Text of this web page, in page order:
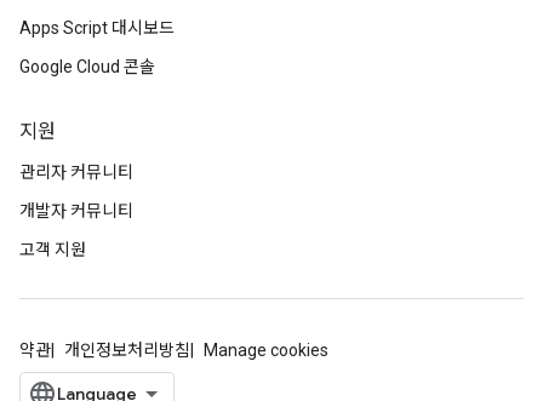
Apps Script 대시보드
Google Cloud 콘솔
지원
관리자 커뮤니티
개발자 커뮤니티
고객 지원
약관 개인정보처리방침 Manage cookies